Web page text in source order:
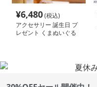
¥6,480(税込)
アクセサリー 誕生日 プ
レゼント くまぬいぐる